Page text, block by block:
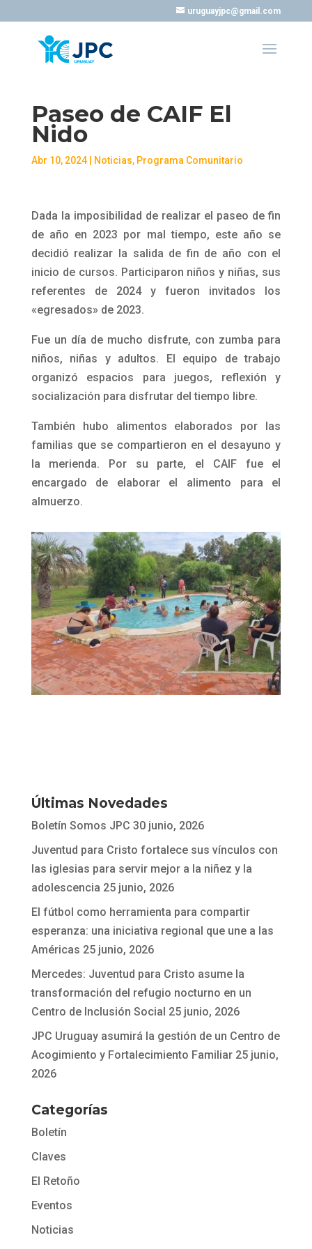
uruguayjpc@gmail.com
Paseo de CAIF El
Nido
Abr 10, 2024| Noticias, Programa Comunitario
Dada la imposibilidad de realizar el paseo de fin
de año en 2023 por mal tiempo, este año se
decidió realizar la salida de fin de año con el
inicio de cursos. Participaron niños y niñas, sus
referentes de 2024 y fueron invitados los
«egresados» de 2023.
Fue un día de mucho disfrute, con zumba para
niños, niñas y adultos. El equipo de trabajo
organizó espacios para juegos, reflexión y
socialización para disfrutar del tiempo libre.
También hubo alimentos elaborados por las
familias que se compartieron en el desayuno y
la merienda. Por su parte, el CAIF fue el
encargado de elaborar el alimento para el
almuerzo.
Últimas Novedades
Boletín Somos JPC 30 junio, 2026
Juventud para Cristo fortalece sus vínculos con
las iglesias para servir mejor a la niñez y la
adolescencia 25 junio, 2026
El fútbol como herramienta para compartir
esperanza: una iniciativa regional que une a las
Américas 25 junio, 2026
Mercedes: Juventud para Cristo asume la
transformación del refugio nocturno en un
Centro de Inclusión Social 25 junio, 2026
JPC Uruguay asumirá la gestión de un Centro de
Acogimiento y Fortalecimiento Familiar 25 junio,
2026
Categorías
Boletín
Claves
El Retoño
Eventos
Noticias